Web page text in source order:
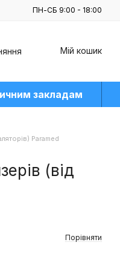
ПН-СБ 9:00 - 18:00
Мій кошик
закладам
Paramed
(від
Порівняти